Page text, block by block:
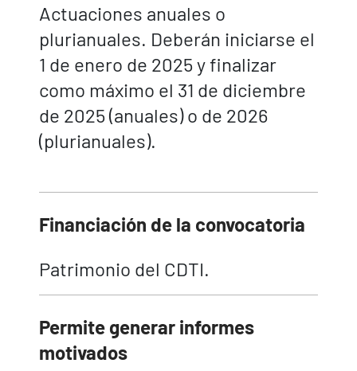
Actuaciones anuales o
plurianuales. Deberán iniciarse el
1 de enero de 2025 y finalizar
como máximo el 31 de diciembre
de 2025 (anuales) o de 2026
(plurianuales).
Financiación de la convocatoria
Patrimonio del CDTI.
Permite generar informes
motivados